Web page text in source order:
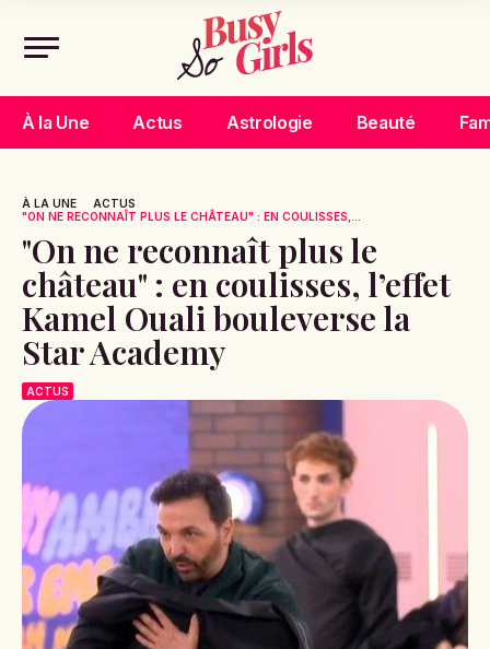
À la Une Actus Astrologie Beauté
À LA UNE
ACTUS
"ON NE RECONNAÎT PLUS LE CHÂTEAU" : EN COULISSES,...
"On ne reconnaît plus le
château" : en coulisses, l’effet
Kamel Ouali bouleverse la
Star Academy
ACTUS